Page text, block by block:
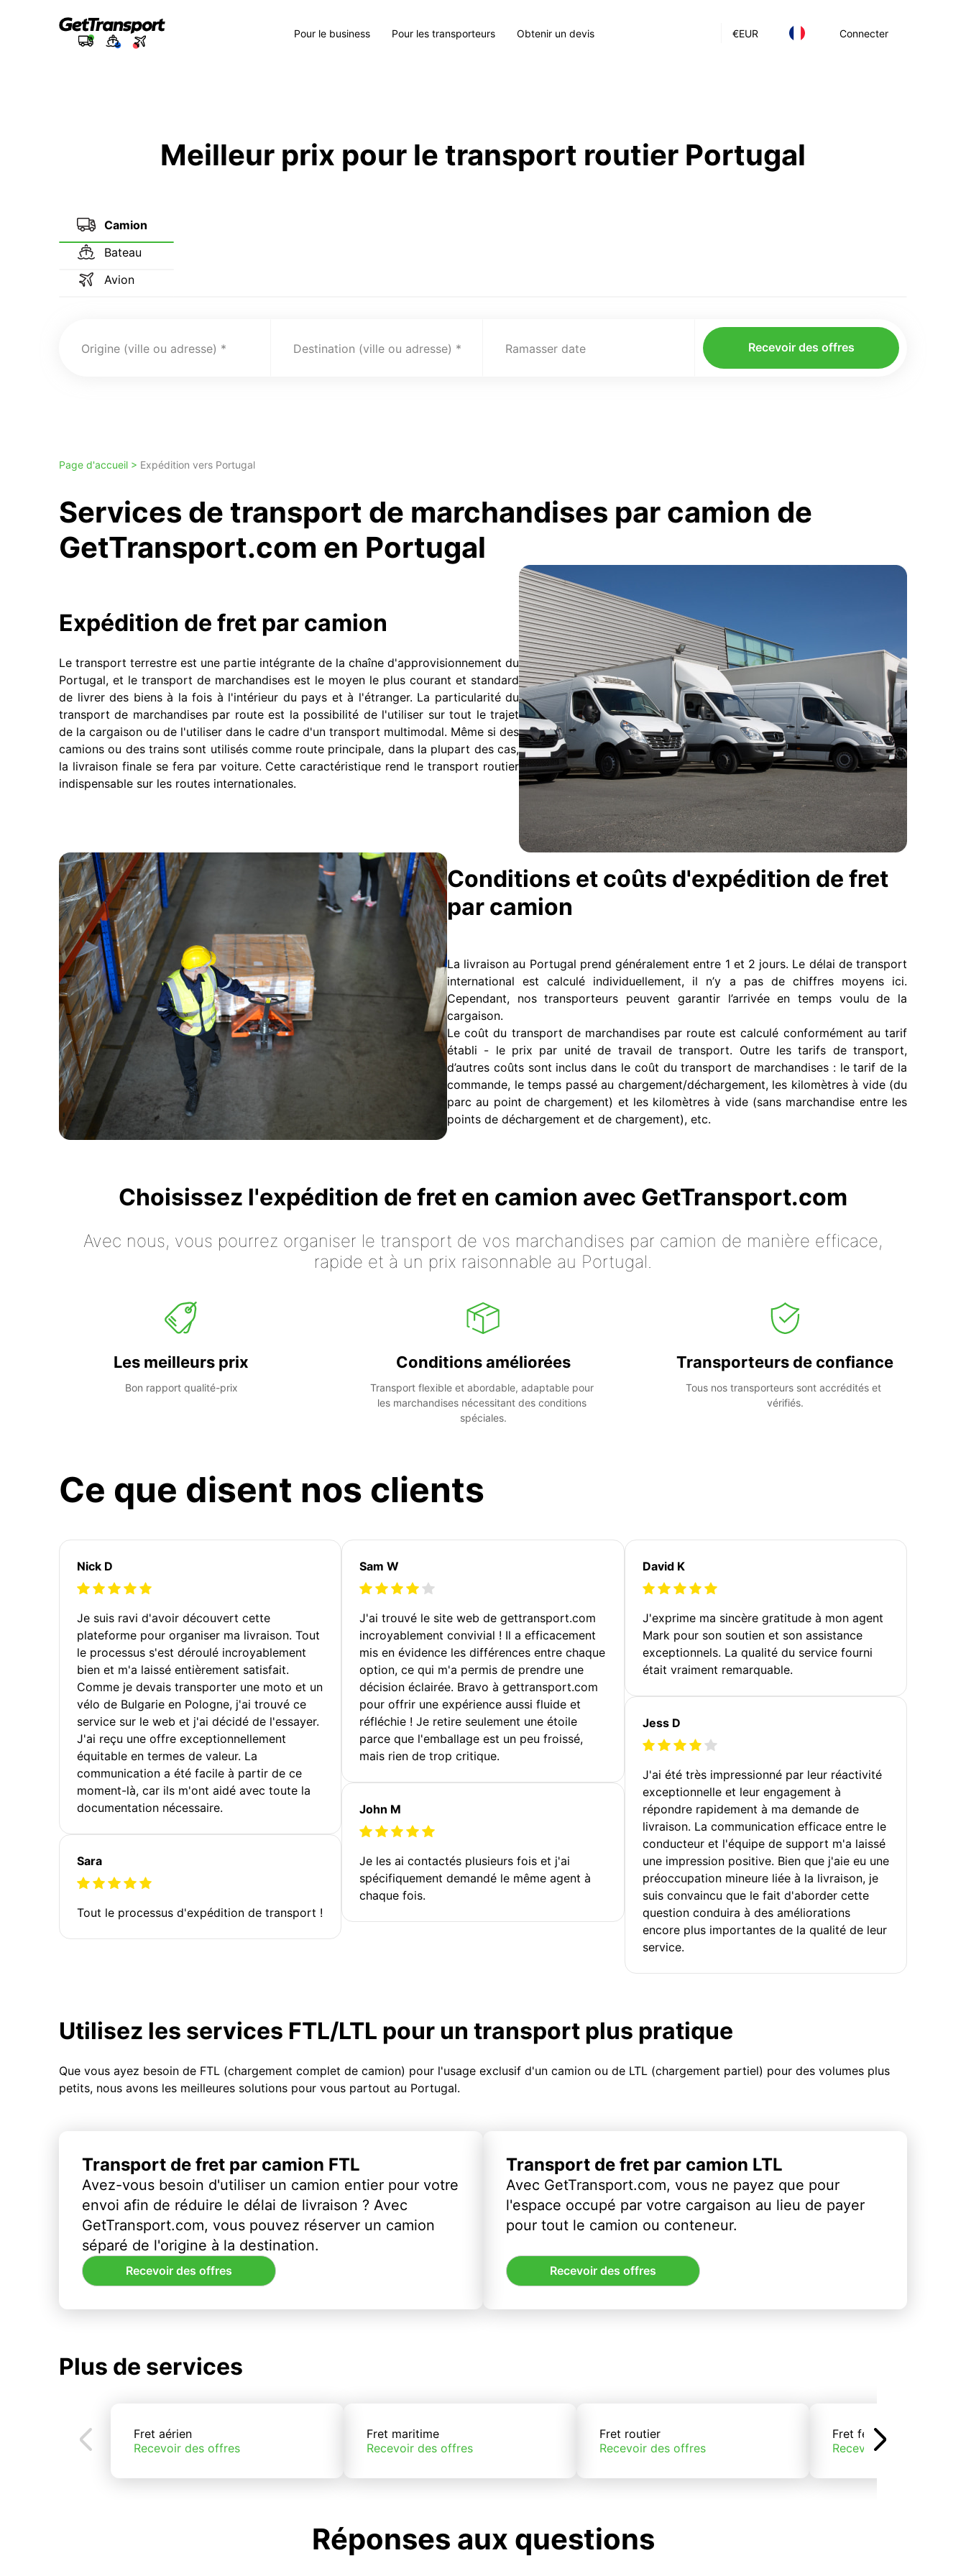
€EUR Connecter
Pour le business Pour les transporteurs Obtenir un devis
Meilleur prix pour le transport routier Portugal
Camion
Bateau
Avion
Origine (ville ou adresse) Destination (ville ou adresse) Ramasser date Recevoir des offres
Page d'accueil > Expédition vers Portugal
Services de transport de marchandises par camion de
GetTransport.com en Portugal
Expédition de fret par camion
Le transport terrestre est une partie intégrante de la chaîne d'approvisionnement du
Portugal, et le transport de marchandises est le moyen le plus courant et standard
de livrer des biens à la fois à l'intérieur du pays et à l'étranger. La particularité du
transport de marchandises par route est la possibilité de l'utiliser sur tout le trajet
de la cargaison ou de l'utiliser dans le cadre d'un transport multimodal. Même si des
camions ou des trains sont utilisés comme route principale, dans la plupart des cas,
la livraison finale se fera par voiture. Cette caractéristique rend le transport routier
indispensable sur les routes internationales.
Conditions et coûts d'expédition de fret
par camion
La livraison au Portugal prend généralement entre 1 et 2 jours. Le délai de transport
international est calculé individuellement, il n’y a pas de chiffres moyens ici.
Cependant, nos transporteurs peuvent garantir l’arrivée en temps voulu de la
cargaison.
Le coût du transport de marchandises par route est calculé conformément au tarif
établi - le prix par unité de travail de transport. Outre les tarifs de transport,
d’autres coûts sont inclus dans le coût du transport de marchandises : le tarif de la
commande, le temps passé au chargement/déchargement, les kilomètres à vide (du
parc au point de chargement) et les kilomètres à vide (sans marchandise entre les
points de déchargement et de chargement), etc.
Choisissez l'expédition de fret en camion avec GetTransport.com
Avec nous, vous pourrez organiser le transport de vos marchandises par camion de manière efficace,
rapide et à un prix raisonnable au Portugal.
Les meilleurs prix
Bon rapport qualité-prix
Conditions améliorées
Transport flexible et abordable, adaptable pour
les marchandises nécessitant des conditions
spéciales.
Transporteurs de confiance
Tous nos transporteurs sont accrédités et
vérifiés.
Ce que disent nos clients
Nick D
Je suis ravi d'avoir découvert cette
plateforme pour organiser ma livraison. Tout
le processus s'est déroulé incroyablement
bien et m'a laissé entièrement satisfait.
Comme je devais transporter une moto et un
vélo de Bulgarie en Pologne, j'ai trouvé ce
service sur le web et j'ai décidé de l'essayer.
J'ai reçu une offre exceptionnellement
équitable en termes de valeur. La
communication a été facile à partir de ce
moment-là, car ils m'ont aidé avec toute la
documentation nécessaire.
Sara
Tout le processus d'expédition de transport !
Sam W
J'ai trouvé le site web de gettransport.com
incroyablement convivial ! Il a efficacement
mis en évidence les différences entre chaque
option, ce qui m'a permis de prendre une
décision éclairée. Bravo à gettransport.com
pour offrir une expérience aussi fluide et
réfléchie ! Je retire seulement une étoile
parce que l'emballage est un peu froissé,
mais rien de trop critique.
John M
Je les ai contactés plusieurs fois et j'ai
spécifiquement demandé le même agent à
chaque fois.
David K
J'exprime ma sincère gratitude à mon agent
Mark pour son soutien et son assistance
exceptionnels. La qualité du service fourni
était vraiment remarquable.
Jess D
J'ai été très impressionné par leur réactivité
exceptionnelle et leur engagement à
répondre rapidement à ma demande de
livraison. La communication efficace entre le
conducteur et l'équipe de support m'a laissé
une impression positive. Bien que j'aie eu une
préoccupation mineure liée à la livraison, je
suis convaincu que le fait d'aborder cette
question conduira à des améliorations
encore plus importantes de la qualité de leur
service.
Utilisez les services FTL/LTL pour un transport plus pratique
Que vous ayez besoin de FTL (chargement complet de camion) pour l'usage exclusif d'un camion ou de LTL (chargement partiel) pour des volumes plus
petits, nous avons les meilleures solutions pour vous partout au Portugal.
Transport de fret par camion FTL
Avez-vous besoin d'utiliser un camion entier pour votre
envoi afin de réduire le délai de livraison ? Avec
GetTransport.com, vous pouvez réserver un camion
séparé de l'origine à la destination.
Recevoir des offres
Transport de fret par camion LTL
Avec GetTransport.com, vous ne payez que pour
l'espace occupé par votre cargaison au lieu de payer
pour tout le camion ou conteneur.
Recevoir des offres
Plus de services
Fret aérien
Recevoir des offres
Fret maritime
Recevoir des offres
Fret routier
Recevoir des offres
Fret ferroviaire
Recevoir des offres
Réponses aux questions